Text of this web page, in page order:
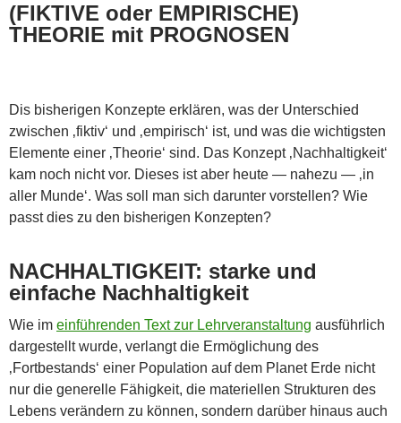
(FIKTIVE oder EMPIRISCHE)
THEORIE mit PROGNOSEN
Dis bisherigen Konzepte erklären, was der Unterschied
zwischen ‚fiktiv‘ und ‚empirisch‘ ist, und was die wichtigsten
Elemente einer ‚Theorie‘ sind. Das Konzept ‚Nachhaltigkeit‘
kam noch nicht vor. Dieses ist aber heute — nahezu — ‚in
aller Munde‘. Was soll man sich darunter vorstellen? Wie
passt dies zu den bisherigen Konzepten?
NACHHALTIGKEIT: starke und
einfache Nachhaltigkeit
Wie im einführenden Text zur Lehrveranstaltung ausführlich
dargestellt wurde, verlangt die Ermöglichung des
‚Fortbestands‘ einer Population auf dem Planet Erde nicht
nur die generelle Fähigkeit, die materiellen Strukturen des
Lebens verändern zu können, sondern darüber hinaus auch